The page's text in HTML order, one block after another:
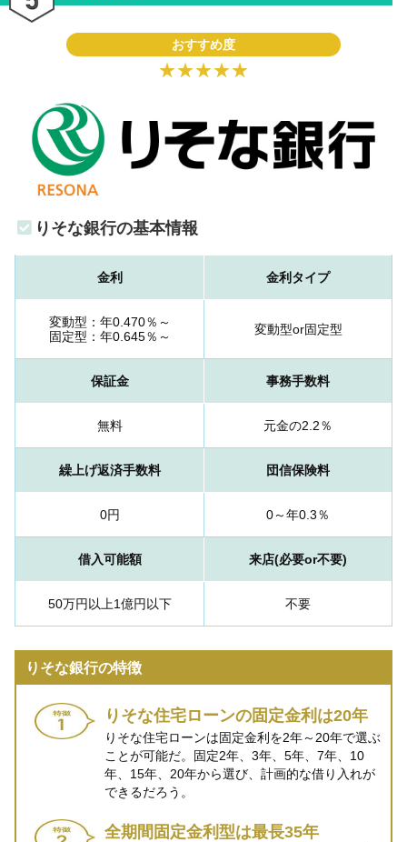
おすすめ度
★★★★★
りそな銀行の基本情報
金利 金利タイプ
変動型：年0.470％～
固定型：年0.645％～
変動型or固定型
保証金 事務手数料
無料 元金の2.2％
繰上げ返済手数料 団信保険料
0円 0～年0.3％
借入可能額 来店(必要or不要)
50万円以上1億円以下 不要
りそな銀行の特徴
りそな住宅ローンの固定金利は20年
りそな住宅ローンは固定金利を2年～20年で選ぶ
ことが可能だ。固定2年、3年、5年、7年、10
年、15年、20年から選び、計画的な借り入れが
できるだろう。
全期間固定金利型は最長35年